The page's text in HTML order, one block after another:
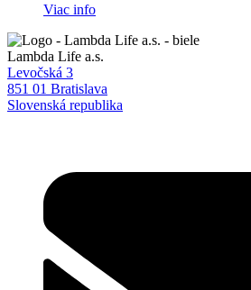
Viac info
Lambda Life a.s.
Levočská 3
851 01 Bratislava
Slovenská republika